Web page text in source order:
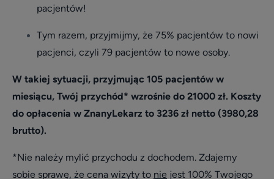
pacjentów!
Tym razem, przyjmijmy, że 75% pacjentów to nowi
pacjenci, czyli 79 pacjentów to nowe osoby.
W takiej sytuacji, przyjmując 105 pacjentów w
miesiącu, Twój przychód* wzrośnie do 21000 zł. Koszty
do opłacenia w ZnanyLekarz to 3236 zł netto (3980,28
brutto).
*Nie należy mylić przychodu z dochodem. Zdajemy
sobie sprawę, że cena wizyty to nie jest 100% Twojego